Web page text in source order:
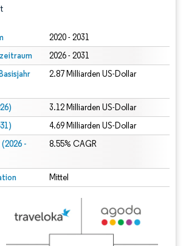
2020 - 2031
2026 - 2031
2.87 Milliarden US-Dollar
3.12 Milliarden US-Dollar
4.69 Milliarden US-Dollar
-
8.55% CAGR
Mittel
Wiederverwendung erfordert Namensnennung